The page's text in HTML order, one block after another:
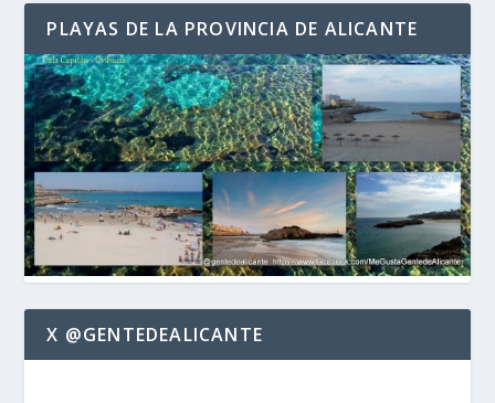
PLAYAS DE LA PROVINCIA DE ALICANTE
X @GENTEDEALICANTE